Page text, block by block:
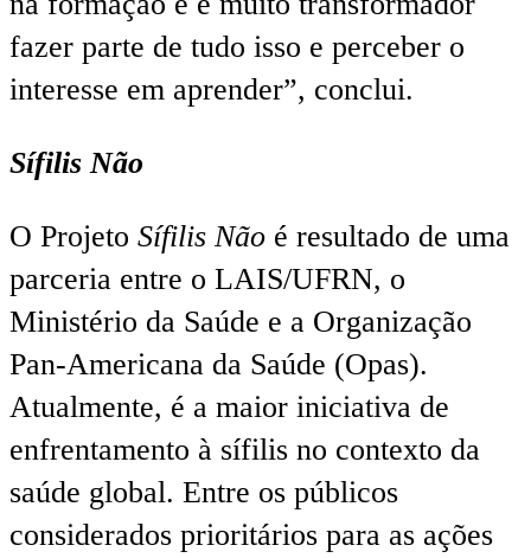
fazer parte de tudo isso e perceber o
interesse em aprender”, conclui.
Sífilis Não
O Projeto Sífilis Não é resultado de uma
parceria entre o LAIS/UFRN, o
Ministério da Saúde e a Organização
Pan-Americana da Saúde (Opas).
Atualmente, é a maior iniciativa de
enfrentamento à sífilis no contexto da
saúde global. Entre os públicos
considerados prioritários para as ações